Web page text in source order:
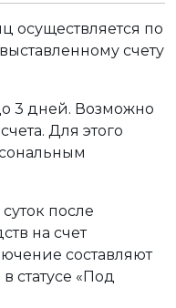
осуществляется по
счету
3 дней. Возможно
Для этого
после
на счет
составляют
статусе «Под